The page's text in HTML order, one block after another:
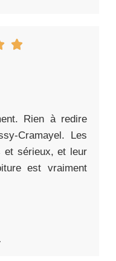
Rien à redire
Cramayel. Les
et sérieux, et leur
est vraiment